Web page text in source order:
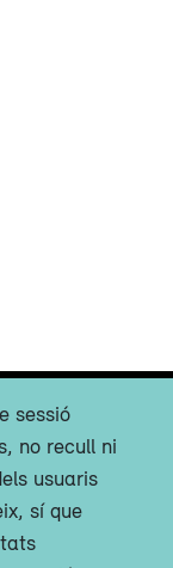
sessió
no recull ni
usuaris
sí que